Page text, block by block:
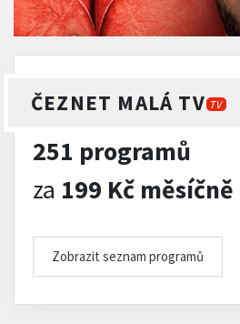
ČEZNET MALÁ TV TV
251 programů
za 199 Kč měsíčně
Zobrazit seznam programů